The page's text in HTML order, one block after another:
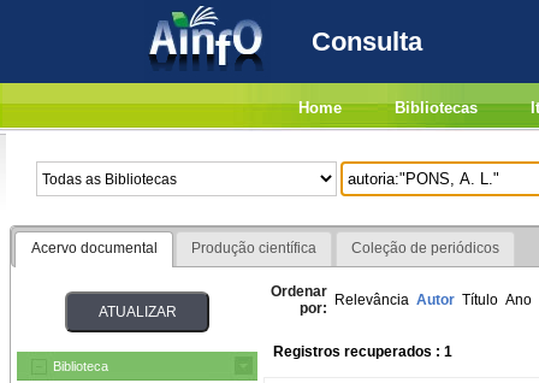
Consulta
Home Bibliotecas
Acervo documental Produção científica Coleção de periódicos
Biblioteca
Ordenar
por: Relevância Autor Título Ano
Registros recuperados : 1